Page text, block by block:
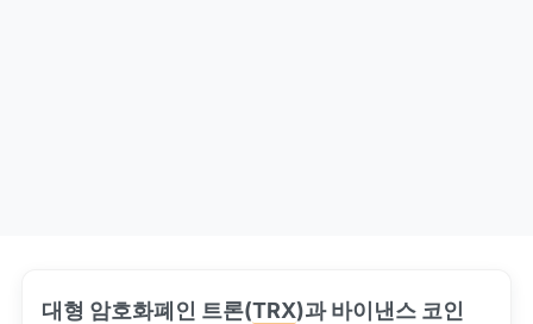
대형 암호화폐인 트론(TRX)과 바이낸스 코인